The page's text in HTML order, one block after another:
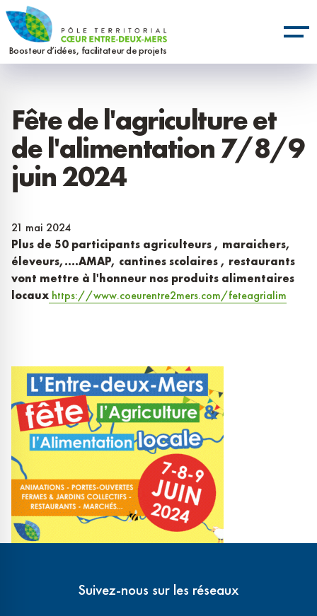
Aller
au
contenu
Boosteur d’idées, facilitateur de projets
Fête de l'agriculture et
de l'alimentation 7/8/9
juin 2024
21 mai 2024
Plus de 50 participants agriculteurs , maraichers,
éleveurs,....AMAP, cantines scolaires , restaurants
vont mettre à l'honneur nos produits alimentaires
locauxhttps://www.coeurentre2mers.com/feteagrialim
Suivez-nous sur les réseaux
Panneau de gestion des cookies